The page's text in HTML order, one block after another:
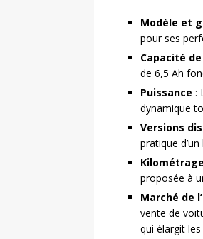
Modèle et
pour ses
Capacité
de 6,5 Ah
Puissance :
dynamique
Versions
pratique
proposée à
Marché de
vente de
qui élargit